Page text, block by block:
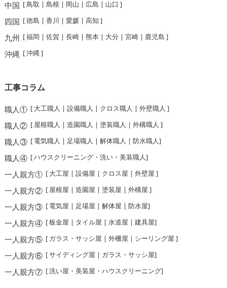
中国 [鳥取 | 島根 | 岡山 | 広島 | 山口 ]
四国 [徳島 | 香川 | 愛媛| 高知 ]
九州 [福岡 | 佐賀 | 長崎| 熊本| 大分 | 宮崎| 鹿児島 ]
沖縄 [沖縄]
工事コラム
職人①[ 大工職人 | 設備職人 | クロス職人 | 外壁職人 ]
職人②[ 屋根職人 | 造園職人 | 塗装職人 | 外構職人 ]
職人③[ 電気職人 | 足場職人 | 解体職人 | 防水職人]
職人④[ハウスクリーニング・洗い・美装職人]
一人親方①[ 大工屋 | 設備屋 | クロス屋 | 外壁屋 ]
一人親方②[ 屋根屋 | 造園屋 | 塗装屋 | 外構屋 ]
一人親方③[ 電気屋 | 足場屋 | 解体屋 | 防水屋]
一人親方④[板金屋 | タイル屋 | 水道屋 | 建具屋]
一人親方⑤[ ガラス・サッシ屋 | 外柵屋 | シーリング屋 ]
一人親方⑥[サイディング屋 | ガラス・サッシ屋]
一人親方⑦[洗い屋・美装屋・ハウスクリーニング]